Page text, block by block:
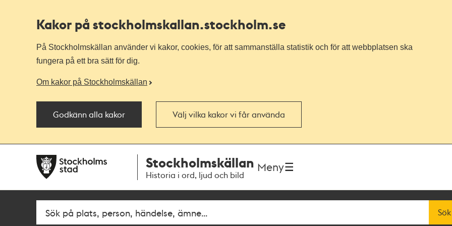
Kakor på stockholmskallan.stockholm.se
På Stockholmskällan använder vi kakor, cookies, för att sammanställa statistik och för att webbplatsen ska
fungera på ett bra sätt för dig.
Om kakor på Stockholmskällan
Godkänn alla kakor Välj vilka kakor vi får använda
navigationen
huvudinnehållet
Stockholmskällan
Historia i ord, ljud och bild
Meny
Fritextsök Sök